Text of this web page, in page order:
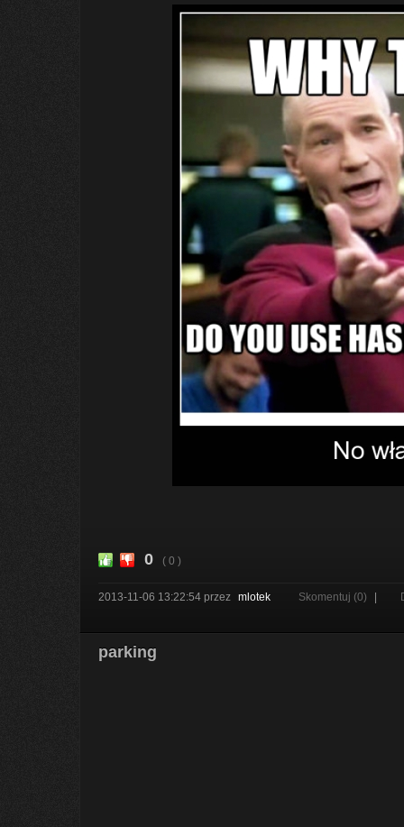
0 ( 0 )
2013-11-06 13:22:54 przez mlotek Skomentuj (0)
parking